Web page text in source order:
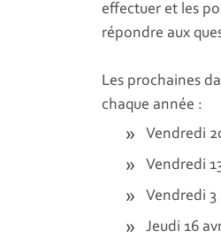
effectuer et les
répondre aux
Les prochaines
chaque année :
Vendredi
Vendredi
Vendredi 3
Jeudi 16